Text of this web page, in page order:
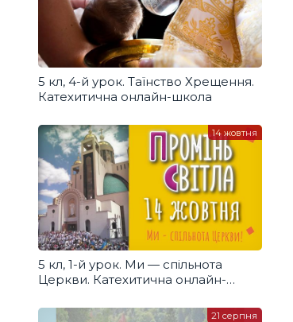
5 кл, 4-й урок. Таїнство Хрещення.
Катехитична онлайн-школа
5 кл, 1-й урок. Ми — спільнота
Церкви. Катехитична онлайн-
14 жовтня
21 серпня